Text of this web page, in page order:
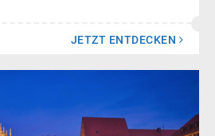
JETZT ENTDECKEN